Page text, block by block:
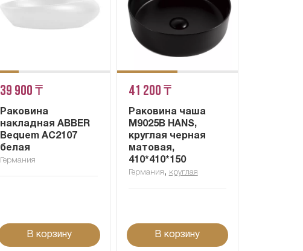
39 900 ₸
Раковина
накладная ABBER
Bequem AC2107
белая
Германия
В корзину
41 200 ₸
Раковина чаша
M9025B HANS,
круглая черная
матовая,
410*410*150
Германия , круглая
В корзину